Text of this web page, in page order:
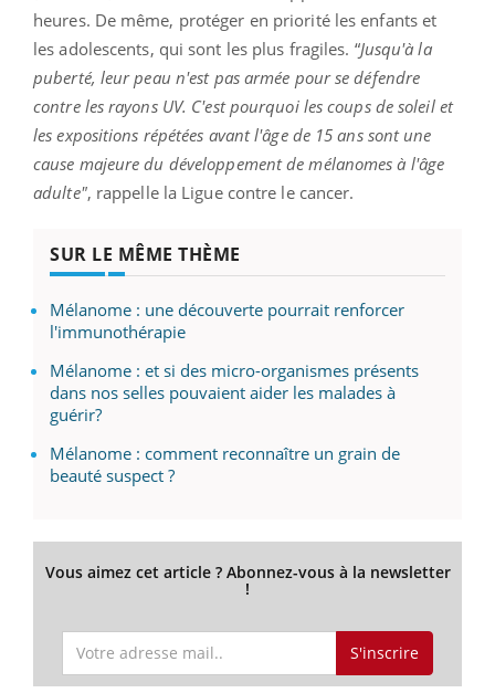
heures. De même, protéger en priorité les enfants et
les adolescents, qui sont les plus fragiles. “Jusqu'à la
puberté, leur peau n'est pas armée pour se défendre
contre les rayons UV. C'est pourquoi les coups de soleil et
les expositions répétées avant l'âge de 15 ans sont une
cause majeure du développement de mélanomes à l'âge
adulte", rappelle la Ligue contre le cancer.
SUR LE MÊME THÈME
Mélanome : une découverte pourrait renforcer
l'immunothérapie
Mélanome : et si des micro-organismes présents
dans nos selles pouvaient aider les malades à
guérir?
Mélanome : comment reconnaître un grain de
beauté suspect ?
Vous aimez cet article ? Abonnez-vous à la newsletter
!
S'inscrire